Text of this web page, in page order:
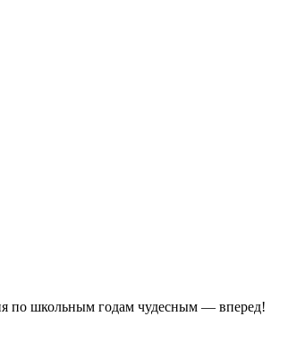
по школьным годам чудесным — вперед!